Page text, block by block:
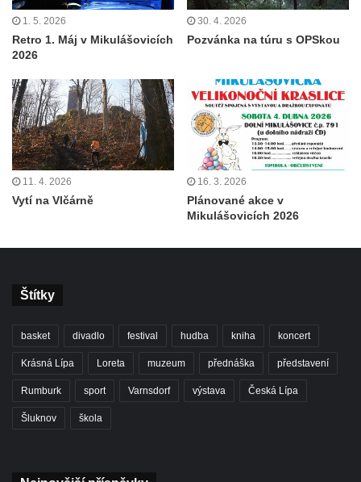
1. 5. 2026
Retro 1. Máj v Mikulášovicích
2026
30. 4. 2026
Pozvánka na túru s OPSkou
11. 4. 2026
Vytí na Vlčárně
16. 3. 2026
Plánované akce v
Mikulášovicích 2026
Štítky
basket divadlo festival hudba kniha koncert
Krásná Lípa Loreta muzeum přednáška představení
Rumburk sport Varnsdorf výstava Česká Lípa
Šluknov škola